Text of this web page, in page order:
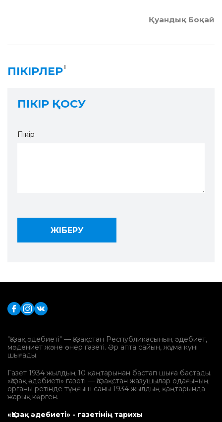
Қуандық Боқай
ПІКІРЛЕР1
ПІКІР ҚОСУ
Пікір
"Қазақ әдебиеті" — Қазақстан Республикасының әдебиет,
мәдениет және өнер газеті. Әр апта сайын, жұма күні
шығады.
Газет 1934 жылдың 10 қаңтарынан бастап шыға бастады.
«Қазақ әдебиеті» газеті — Қазақстан жазушылар одағының
органы ретінде тұңғыш саны 1934 жылдың қаңтарында
жарық көрген.
«Қазақ әдебиеті» - газетінің тарихы